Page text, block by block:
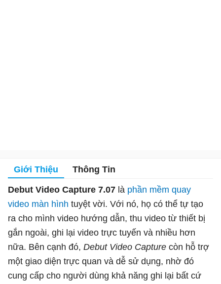
Giới Thiệu Thông Tin
Debut Video Capture 7.07 là phần mềm quay
video màn hình tuyệt vời. Với nó, họ có thể tự tạo
ra cho mình video hướng dẫn, thu video từ thiết bị
gắn ngoài, ghi lại video trực tuyến và nhiều hơn
nữa. Bên cạnh đó, Debut Video Capture còn hỗ trợ
một giao diện trực quan và dễ sử dụng, nhờ đó
cung cấp cho người dùng khả năng ghi lại bất cứ